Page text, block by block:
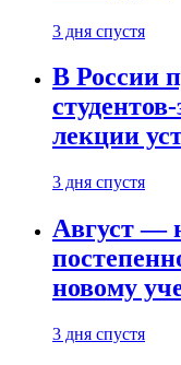
3 дня спустя
В России
лекции
3 дня спустя
Август —
новому
3 дня спустя